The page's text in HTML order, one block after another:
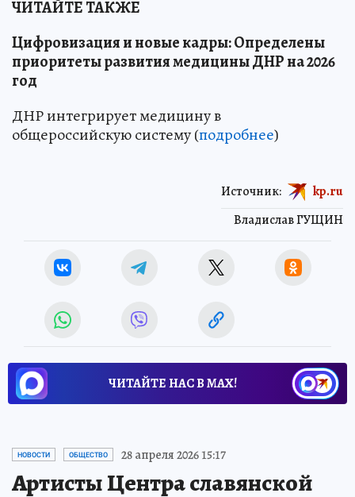
ЧИТАЙТЕ ТАКЖЕ
Цифровизация и новые кадры: Определены
приоритеты развития медицины ДНР на 2026
год
ДНР интегрирует медицину в
общероссийскую систему (подробнее)
Владислав ГУЩИН
Источник: kp.ru
ЧИТАЙТЕ НАС В МАХ!
НОВОСТИ ОБЩЕСТВО 28 апреля 2026 15:17
Артисты Центра славянской